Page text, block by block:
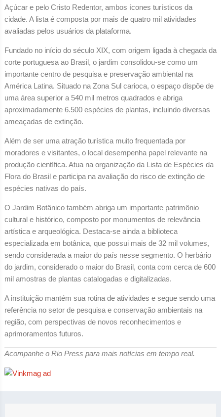
Açúcar e pelo Cristo Redentor, ambos ícones turísticos da
cidade. A lista é composta por mais de quatro mil atividades
avaliadas pelos usuários da plataforma.
Fundado no início do século XIX, com origem ligada à chegada da
corte portuguesa ao Brasil, o jardim consolidou-se como um
importante centro de pesquisa e preservação ambiental na
América Latina. Situado na Zona Sul carioca, o espaço dispõe de
uma área superior a 540 mil metros quadrados e abriga
aproximadamente 6.500 espécies de plantas, incluindo diversas
ameaçadas de extinção.
Além de ser uma atração turística muito frequentada por
moradores e visitantes, o local desempenha papel relevante na
produção científica. Atua na organização da Lista de Espécies da
Flora do Brasil e participa na avaliação do risco de extinção de
espécies nativas do país.
O Jardim Botânico também abriga um importante patrimônio
cultural e histórico, composto por monumentos de relevância
artística e arqueológica. Destaca-se ainda a biblioteca
especializada em botânica, que possui mais de 32 mil volumes,
sendo considerada a maior do país nesse segmento. O herbário
do jardim, considerado o maior do Brasil, conta com cerca de 600
mil amostras de plantas catalogadas e digitalizadas.
A instituição mantém sua rotina de atividades e segue sendo uma
referência no setor de pesquisa e conservação ambientais na
região, com perspectivas de novos reconhecimentos e
aprimoramentos futuros.
Acompanhe o Rio Press para mais notícias em tempo real.